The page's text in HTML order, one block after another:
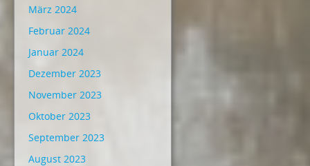
März 2024
Februar 2024
Januar 2024
Dezember 2023
November 2023
Oktober 2023
September 2023
August 2023